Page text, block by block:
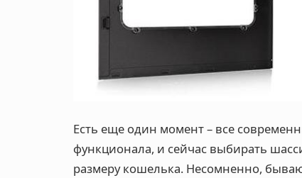
Есть еще один момент – все
функционала, и сейчас выбирать
размеру кошелька. Несомненно,